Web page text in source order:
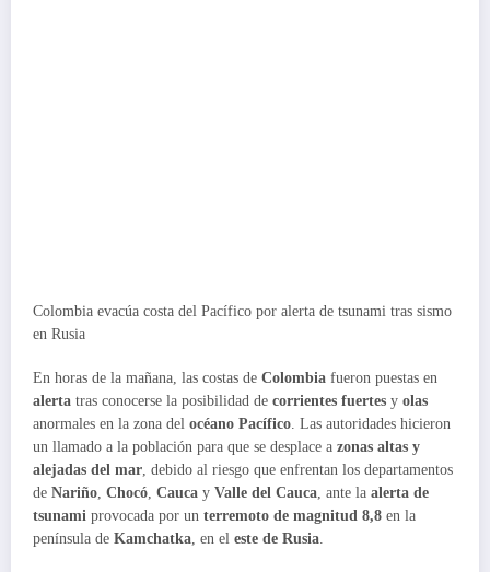
Colombia evacúa costa del Pacífico por alerta de tsunami tras sismo
en Rusia
En horas de la mañana, las costas de Colombia fueron puestas en
alerta tras conocerse la posibilidad de corrientes fuertes y olas
anormales en la zona del océano Pacífico. Las autoridades hicieron
un llamado a la población para que se desplace a zonas altas y
alejadas del mar, debido al riesgo que enfrentan los departamentos
de Nariño, Chocó, Cauca y Valle del Cauca, ante la alerta de
tsunami provocada por un terremoto de magnitud 8,8 en la
península de Kamchatka, en el este de Rusia.